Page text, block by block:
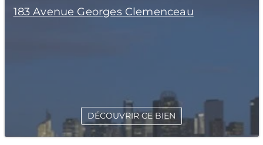
183 Avenue Georges Clemenceau
DÉCOUVRIR CE BIEN